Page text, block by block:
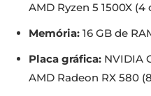
AMD Ryzen 5 1500X (4
Memória: 16 GB de
Placa gráfica: NVIDIA
AMD Radeon RX 580